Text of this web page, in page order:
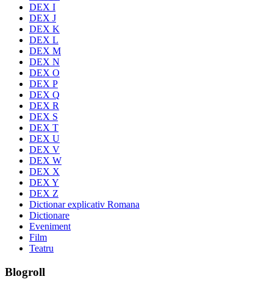
DEX I
DEX J
DEX K
DEX L
DEX M
DEX N
DEX O
DEX P
DEX Q
DEX R
DEX S
DEX T
DEX U
DEX V
DEX W
DEX X
DEX Y
DEX Z
Dictionar explicativ Romana
Dictionare
Eveniment
Film
Teatru
Blogroll